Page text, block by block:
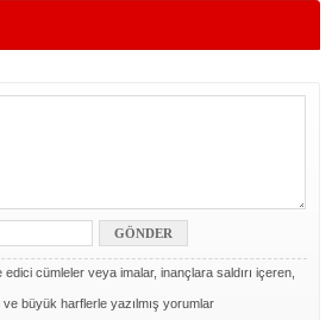
cümleler veya imalar, inançlara saldırı içeren,
büyük harflerle yazılmış yorumlar